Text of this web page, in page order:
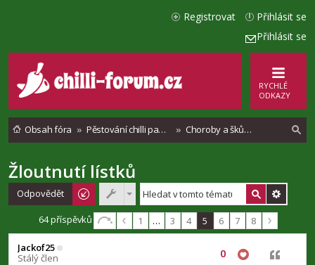
Přihlásit se
Přihlásit se
Registrovat
RYCHLÉ
ODKAZY
Obsah fóra Pěstování chilli paprik - Vše o chilli papričkách Choroby a škůdci chilli paprik
Žloutnutí lístků
Odpovědět
64 příspěvků 1 … 3 4 5 6 7 8
Jackof25
Stálý člen
0 Citovat